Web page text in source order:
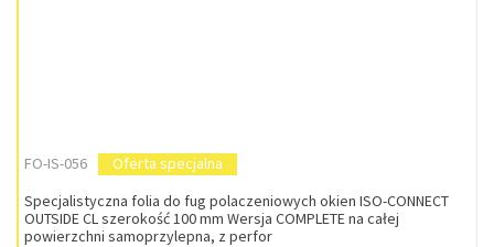
FO-IS-056
Oferta specjalna
Specjalistyczna folia do fug polaczeniowych okien ISO-CONNECT
OUTSIDE CL szerokość 100 mm Wersja COMPLETE na całej
powierzchni samoprzylepna, z perfor